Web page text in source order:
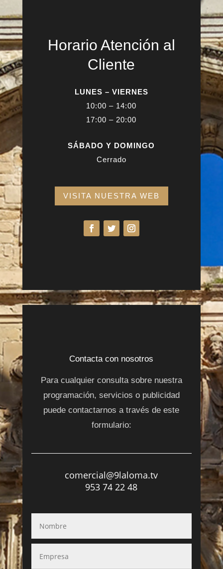
Horario Atención al
Cliente
LUNES – VIERNES
10:00 – 14:00
17:00 – 20:00
SÁBADO Y DOMINGO
Cerrado
VISITA NUESTRA WEB
Contacta con nosotros
Para cualquier consulta sobre nuestra
programación, servicios o publicidad
puede contactarnos a través de este
formulario:
comercial@9laloma.tv
953 74 22 48